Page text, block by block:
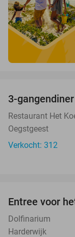
3-
Restaurant Het
Oegstgeest
Verkocht: 312
Entree voor
Dolfinarium
Harderwijk